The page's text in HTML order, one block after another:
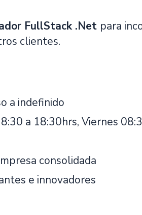
FullStack .Net para
clientes.
a indefinido
a 18:30hrs, Viernes
consolidada
e innovadores